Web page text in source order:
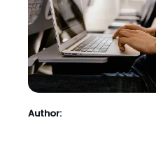
Author: